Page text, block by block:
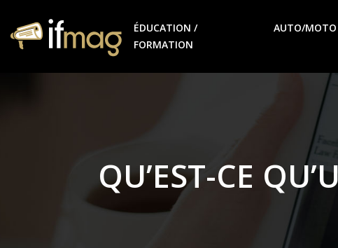
ÉDUCATION /
FORMATION
AUTO/MOTO
QU’EST-CE